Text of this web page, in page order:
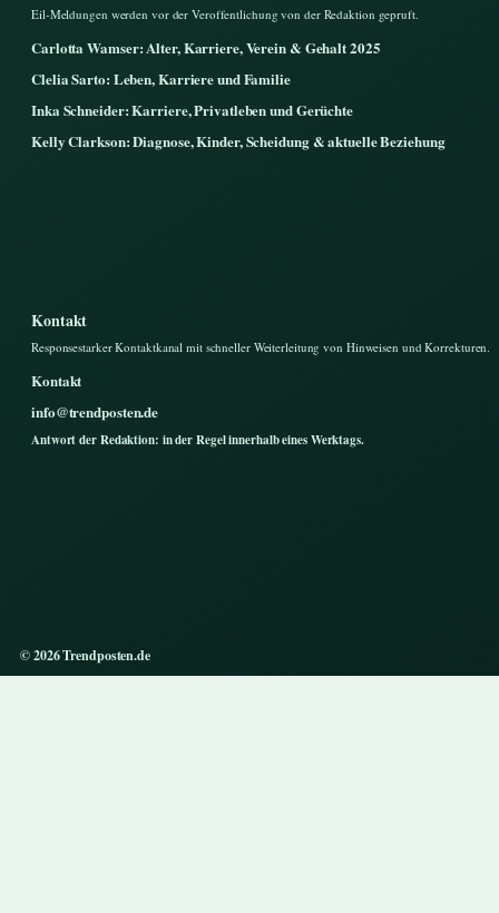
Eil-Meldungen werden vor der Veroffentlichung von der Redaktion gepruft.
Carlotta Wamser: Alter, Karriere, Verein & Gehalt 2025
Clelia Sarto: Leben, Karriere und Familie
Inka Schneider: Karriere, Privatleben und Gerüchte
Kelly Clarkson: Diagnose, Kinder, Scheidung & aktuelle Beziehung
Kontakt
Responsestarker Kontaktkanal mit schneller Weiterleitung von Hinweisen und Korrekturen.
Kontakt
info@trendposten.de
Antwort der Redaktion: in der Regel innerhalb eines Werktags.
© 2026 Trendposten.de